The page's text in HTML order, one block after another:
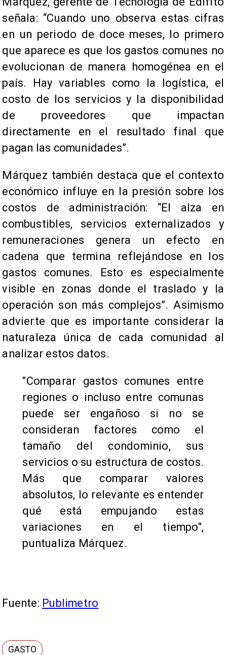
señala: “Cuando uno observa estas cifras
en un periodo de doce meses, lo primero
que aparece es que los gastos comunes no
evolucionan de manera homogénea en el
país. Hay variables como la logística, el
costo de los servicios y la disponibilidad
de proveedores que impactan
directamente en el resultado final que
pagan las comunidades”.
Márquez también destaca que el contexto
económico influye en la presión sobre los
costos de administración: “El alza en
combustibles, servicios externalizados y
remuneraciones genera un efecto en
cadena que termina reflejándose en los
gastos comunes. Esto es especialmente
visible en zonas donde el traslado y la
operación son más complejos”. Asimismo
advierte que es importante considerar la
naturaleza única de cada comunidad al
analizar estos datos.
"Comparar gastos comunes entre
regiones o incluso entre comunas
puede ser engañoso si no se
consideran factores como el
tamaño del condominio, sus
servicios o su estructura de costos.
Más que comparar valores
absolutos, lo relevante es entender
qué está empujando estas
variaciones en el tiempo",
puntualiza Márquez.
Fuente: Publimetro
GASTO